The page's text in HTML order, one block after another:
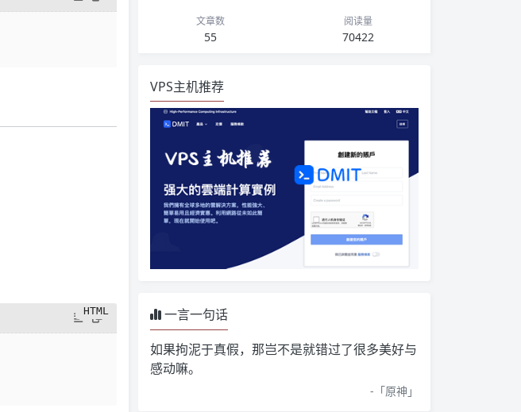
文章数
55
阅读量
70422
VPS主机推荐
一言一句话
如果拘泥于真假，那岂不是就错过了很多美好与
感动嘛。
-「原神 」